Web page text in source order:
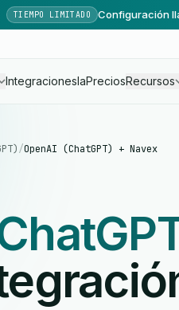
TIEMPO LIMITADO Configuración
IntegracionesIaPreciosRecursos
/OpenAI (ChatGPT) + Navex